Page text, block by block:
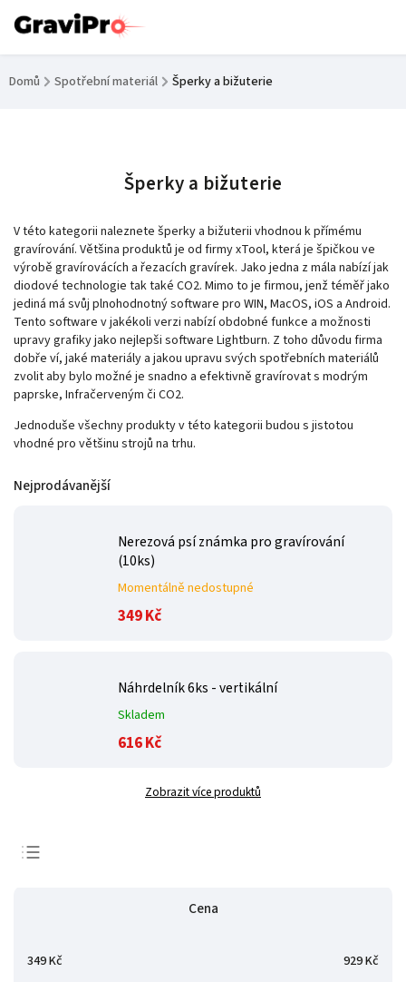
Domů / Spotřební materiál / Šperky a bižuterie
Šperky a bižuterie
V této kategorii naleznete šperky a bižuterii vhodnou k přímému
gravírování. Většina produktů je od firmy xTool, která je špičkou ve
výrobě gravírovácích a řezacích gravírek. Jako jedna z mála nabízí jak
diodové technologie tak také CO2. Mimo to je firmou, jenž téměř jako
jediná má svůj plnohodnotný software pro WIN, MacOS, iOS a Android.
Tento software v jakékoli verzi nabízí obdobné funkce a možnosti
upravy grafiky jako nejlepši software Lightburn. Z toho důvodu firma
dobře ví, jaké materiály a jakou upravu svých spotřebních materiálů
zvolit aby bylo možné je snadno a efektivně gravírovat s modrým
paprske, Infračerveným či CO2.
Jednoduše všechny produkty v této kategorii budou s jistotou
vhodné pro většinu strojů na trhu.
Nejprodávanější
Nerezová psí známka pro gravírování
(10ks)
Momentálně nedostupné
349 Kč
Náhrdelník 6ks - vertikální
Skladem
616 Kč
Zobrazit více produktů
Abecedně
Cena
349Kč 929Kč